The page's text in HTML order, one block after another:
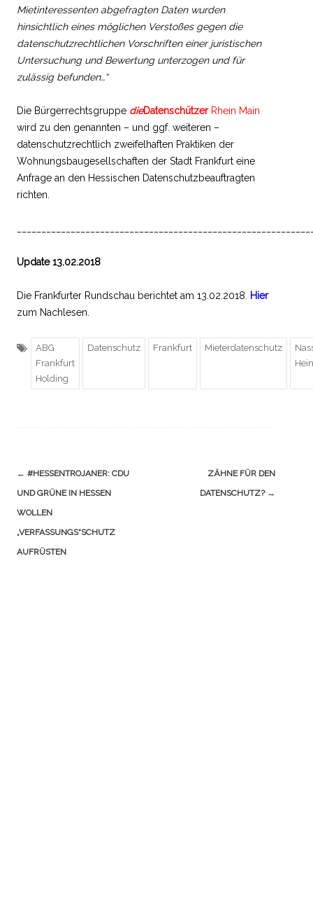
Mietinteressenten abgefragten Daten wurden
hinsichtlich eines möglichen Verstoßes gegen die
datenschutzrechtlichen Vorschriften einer juristischen
Untersuchung und Bewertung unterzogen und für
zulässig befunden…“
Die Bürgerrechtsgruppe dieDatenschützer Rhein Main
wird zu den genannten – und ggf. weiteren –
datenschutzrechtlich zweifelhaften Praktiken der
Wohnungsbaugesellschaften der Stadt Frankfurt eine
Anfrage an den Hessischen Datenschutzbeauftragten
richten.
Update 13.02.2018
Die Frankfurter Rundschau berichtet am 13.02.2018. Hier
zum Nachlesen.
ABG
Frankfurt
Holding
Datenschutz Frankfurt Mieterdatenschutz
Navigation
(Beiträge)
← #HESSENTROJANER: CDU
UND GRÜNE IN HESSEN
WOLLEN
„VERFASSUNGS“SCHUTZ
AUFRÜSTEN
ZÄHNE FÜR DEN
DATENSCHUTZ? →